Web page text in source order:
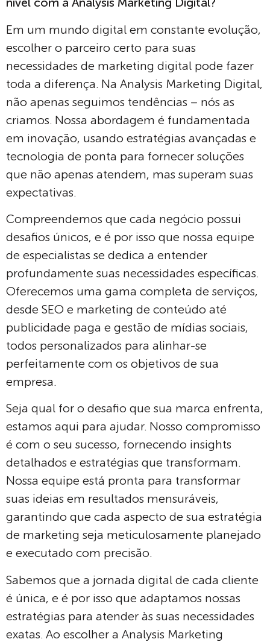
Em um mundo digital em constante evolução,
escolher o parceiro certo para suas
necessidades de marketing digital pode fazer
toda a diferença. Na Analysis Marketing Digital,
não apenas seguimos tendências – nós as
criamos. Nossa abordagem é fundamentada
em inovação, usando estratégias avançadas e
tecnologia de ponta para fornecer soluções
que não apenas atendem, mas superam suas
expectativas.
Compreendemos que cada negócio possui
desafios únicos, e é por isso que nossa equipe
de especialistas se dedica a entender
profundamente suas necessidades específicas.
Oferecemos uma gama completa de serviços,
desde SEO e marketing de conteúdo até
publicidade paga e gestão de mídias sociais,
todos personalizados para alinhar-se
perfeitamente com os objetivos de sua
empresa.
Seja qual for o desafio que sua marca enfrenta,
estamos aqui para ajudar. Nosso compromisso
é com o seu sucesso, fornecendo insights
detalhados e estratégias que transformam.
Nossa equipe está pronta para transformar
suas ideias em resultados mensuráveis,
garantindo que cada aspecto de sua estratégia
de marketing seja meticulosamente planejado
e executado com precisão.
Sabemos que a jornada digital de cada cliente
é única, e é por isso que adaptamos nossas
estratégias para atender às suas necessidades
exatas. Ao escolher a Analysis Marketing